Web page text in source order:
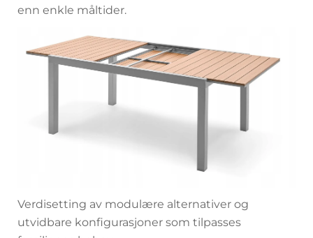
enn enkle måltider.
Verdisetting av modulære alternativer og
utvidbare konfigurasjoner som tilpasses